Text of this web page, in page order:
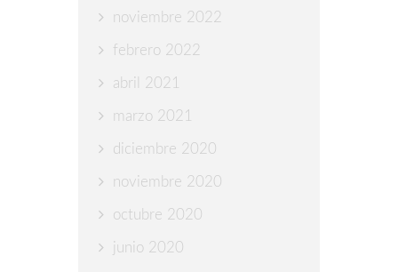
noviembre 2022
febrero 2022
abril 2021
marzo 2021
diciembre 2020
noviembre 2020
octubre 2020
junio 2020